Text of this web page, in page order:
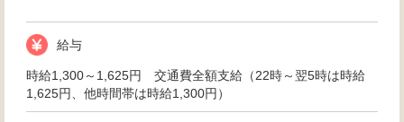
給与
時給1,300～1,625円 交通費全額支給（22時～翌5時は時給
1,625円、他時間帯は時給1,300円）